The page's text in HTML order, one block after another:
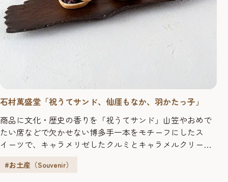
石村萬盛堂「祝うてサンド、仙厓もなか、羽かたっ子」
商品に文化・歴史の香りを「祝うてサンド」山笠やおめで
たい席などで欠かせない博多手一本をモチーフにしたス
イーツで、キャラメリゼしたクルミとキャラメルクリーム
で愛された禅僧「仙厓」さんの印章（印鑑）をモチーフに
#お土産（Souvenir）